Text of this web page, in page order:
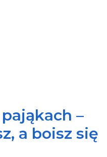
–
a boisz się